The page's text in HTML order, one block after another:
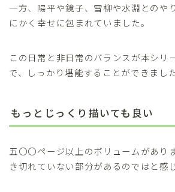
一方、陽平や鏡子、雪柳や水淵とのや
にかく幸せに包まれていました。
この日常と非日常のバランスが本シリ
で、しっかり堪能することができました
もっとじっくり描いても良い
五〇〇ページ以上のボリュームがあり
き切れていない部分があるのではと感